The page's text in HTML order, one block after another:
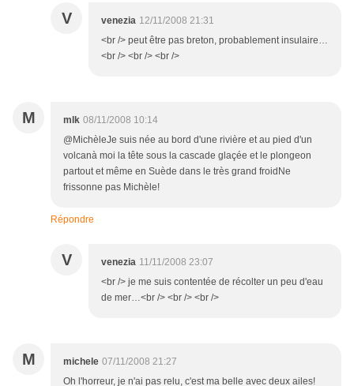
V venezia 12/11/2008 21:31
<br /> peut être pas breton, probablement insulaire…
<br /> <br /> <br />
M mlk 08/11/2008 10:14
@MichèleJe suis née au bord d'une rivière et au pied d'un
volcanà moi la tête sous la cascade glaçée et le plongeon
partout et même en Suède dans le très grand froidNe
frissonne pas Michèle!
Répondre
V venezia 11/11/2008 23:07
<br /> je me suis contentée de récolter un peu d'eau
de mer…<br /> <br /> <br />
M michele 07/11/2008 21:27
Oh l'horreur, je n'ai pas relu, c'est ma belle avec deux ailes!